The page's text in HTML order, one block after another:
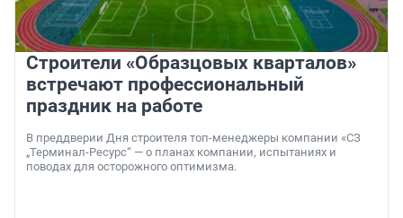
Строители «Образцовых кварталов»
встречают профессиональный
праздник на работе
В преддверии Дня строителя топ-менеджеры компании «СЗ
„Терминал-Ресурс“ — о планах компании, испытаниях и
поводах для осторожного оптимизма.